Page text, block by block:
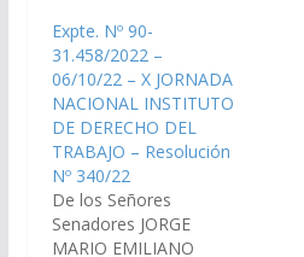
Federal de Instituto de
Derecho de Trabajo de
la República Argentina,
II Encuentro
Internacional
FOFETRA”, a realizarse
los días 26 y 27 de…
Expte. Nº 90-
31.458/2022 –
06/10/22 – X JORNADA
NACIONAL INSTITUTO
DE DERECHO DEL
TRABAJO – Resolución
Nº 340/22
De los Señores
Senadores JORGE
MARIO EMILIANO